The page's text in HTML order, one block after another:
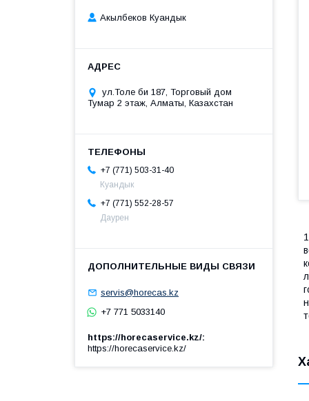
Акылбеков Куандык
ул.Толе би 187, Торговый дом
Тумар 2 этаж, Алматы, Казахстан
+7 (771) 503-31-40
Куандык
+7 (771) 552-28-57
Даурен
servis@horecas.kz
+7 771 5033140
https://horecaservice.kz/
https://horecaservice.kz/